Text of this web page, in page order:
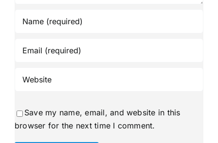
Save my name, email, and website in this
browser for the next time I comment.